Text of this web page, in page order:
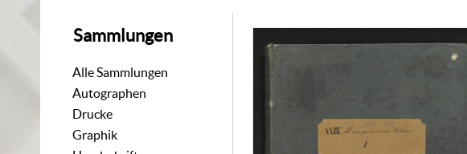
Sammlungen
Alle Sammlungen
Autographen
Drucke
Graphik